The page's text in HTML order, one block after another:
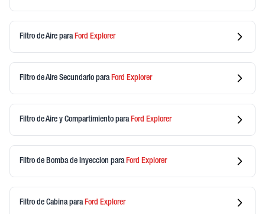
Filtro de Aire para Ford Explorer
Filtro de Aire Secundario para Ford Explorer
Filtro de Aire y Compartimiento para Ford Explorer
Filtro de Bomba de Inyeccion para Ford Explorer
Filtro de Cabinapara Ford Explorer